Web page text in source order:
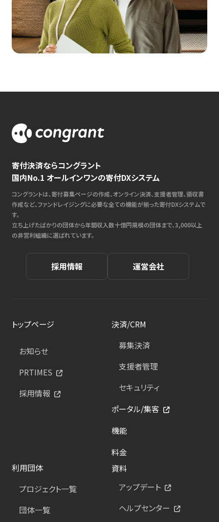
寄付決済ならコングラント
国内No.1 オールインワンの寄付DXシステム
コングラントは、寄付募集ページの作成、オンライン決済、支援者管理、領収書
作成など、ファンドレイジングに必要な全ての機能が揃った寄付DXシステムで
す。
立ち上げたばかりの団体から年間収入数十億円規模の団体まで、3,000以上
の非営利組織に選ばれています。
採用情報 運営会社
トップページ
お知らせ
PRTIMES
採用情報
決済/CRM
募集決済
支援者管理
セキュリティ
ポータル/集客
機能
料金
利用団体
プロジェクト一覧
団体一覧
資料
アップデート
ヘルプセンター